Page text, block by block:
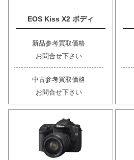
EOS Kiss X2 ボディ
新品参考買取価格
お問合せ下さい
中古参考買取価格
お問合せ下さい